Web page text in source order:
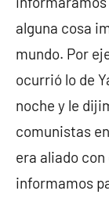
alguna cosa
mundo. Por
ocurrió lo de
noche y le
comunistas
era aliado
informamos